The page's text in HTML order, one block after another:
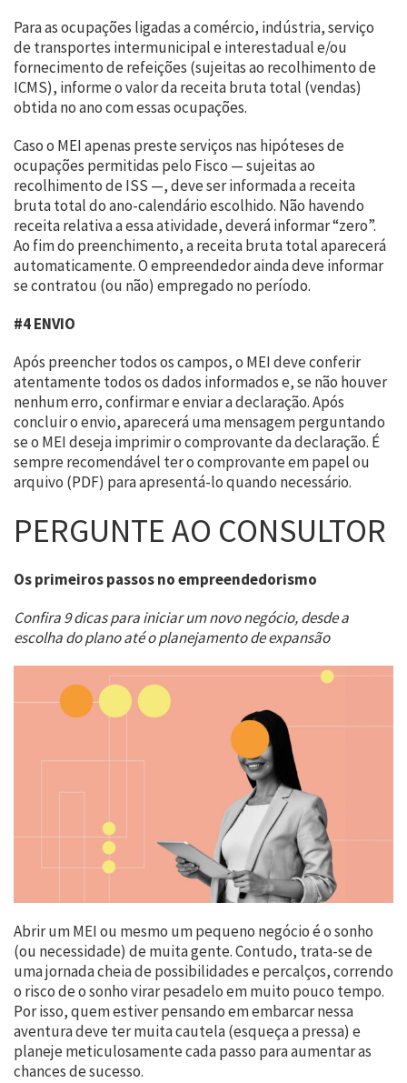
Para as ocupações ligadas a comércio, indústria, serviço
de transportes intermunicipal e interestadual e/ou
fornecimento de refeições (sujeitas ao recolhimento de
ICMS), informe o valor da receita bruta total (vendas)
obtida no ano com essas ocupações.
Caso o MEI apenas preste serviços nas hipóteses de
ocupações permitidas pelo Fisco — sujeitas ao
recolhimento de ISS —, deve ser informada a receita
bruta total do ano-calendário escolhido. Não havendo
receita relativa a essa atividade, deverá informar “zero”.
Ao fim do preenchimento, a receita bruta total aparecerá
automaticamente. O empreendedor ainda deve informar
se contratou (ou não) empregado no período.
#4 ENVIO
Após preencher todos os campos, o MEI deve conferir
atentamente todos os dados informados e, se não houver
nenhum erro, confirmar e enviar a declaração. Após
concluir o envio, aparecerá uma mensagem perguntando
se o MEI deseja imprimir o comprovante da declaração. É
sempre recomendável ter o comprovante em papel ou
arquivo (PDF) para apresentá-lo quando necessário.
PERGUNTE AO CONSULTOR
Os primeiros passos no empreendedorismo
Confira 9 dicas para iniciar um novo negócio, desde a
escolha do plano até o planejamento de expansão
Abrir um MEI ou mesmo um pequeno negócio é o sonho
(ou necessidade) de muita gente. Contudo, trata-se de
uma jornada cheia de possibilidades e percalços, correndo
o risco de o sonho virar pesadelo em muito pouco tempo.
Por isso, quem estiver pensando em embarcar nessa
aventura deve ter muita cautela (esqueça a pressa) e
planeje meticulosamente cada passo para aumentar as
chances de sucesso.